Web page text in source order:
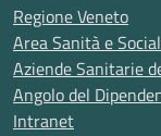
Regione Veneto
Area Sanità e
Aziende Sanitarie
Angolo del
Intranet